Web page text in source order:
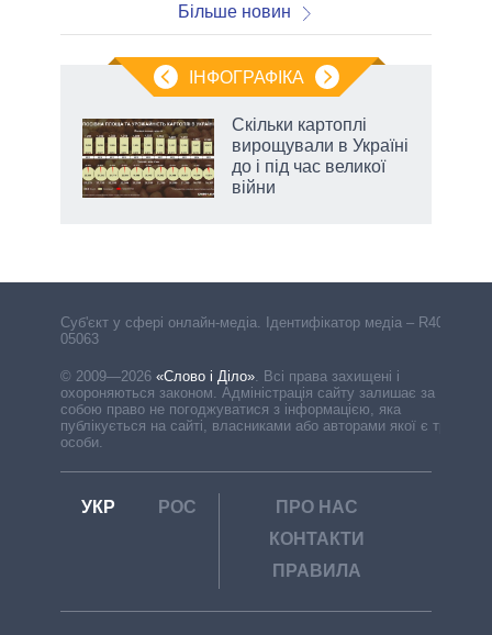
Більше новин
ІНФОГРАФІКА
Скільки картоплі
вирощували в Україні
до і під час великої
війни
Cуб'єкт у сфері онлайн-медіа. Ідентифікатор медіа – R40-
05063
© 2009—2026 «Слово і Діло»
Всі права захищені і
охороняються законом. Адміністрація сайту залишає за
собою право не погоджуватися з інформацією, яка
публікується на сайті, власниками або авторами якої є треті
особи.
УКР РОС
ПРО НАС
КОНТАКТИ
ПРАВИЛА